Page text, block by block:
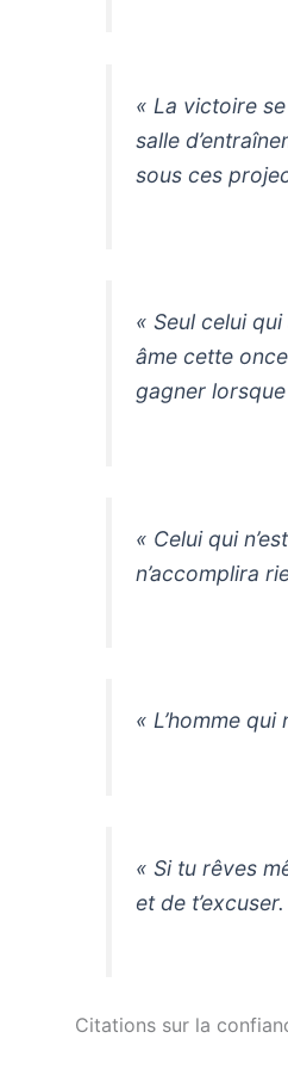
« La victoire
salle
sous ces
« Seul celui
âme cette
gagner
« Celui qui
n’accomplira
« L’homme qui
« Si tu rêves
et de
Citations sur la